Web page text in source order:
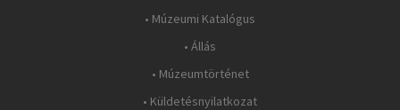
• Múzeumi Katalógus
• Állás
• Múzeumtörténet
• Küldetésnyilatkozat